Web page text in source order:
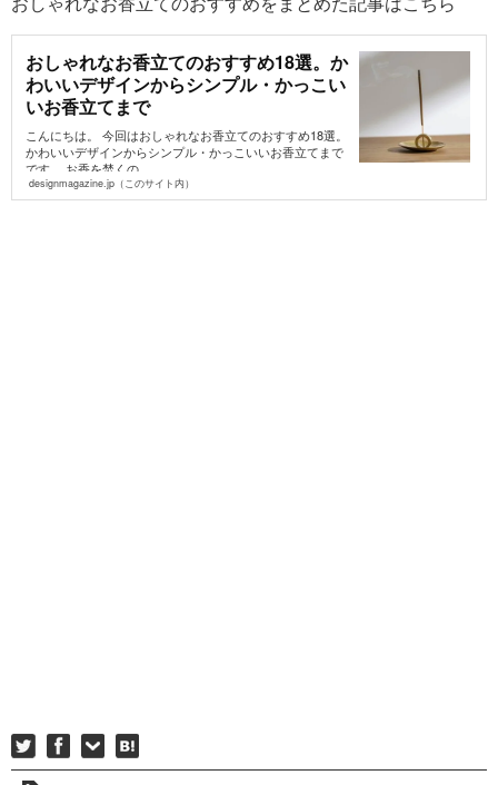
おしゃれなお香立てのおすすめ18選。か
わいいデザインからシンプル・かっこい
いお香立てまで
こんにちは。 今回はおしゃれなお香立てのおすすめ18選。
かわいいデザインからシンプル・かっこいいお香立てまで
です。 お香を焚くの...
designmagazine.jp（このサイト内）